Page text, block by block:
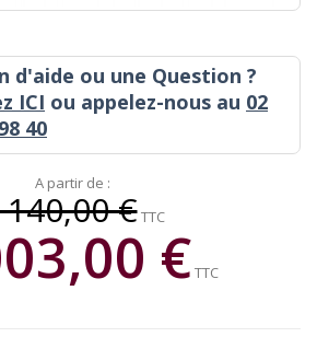
d'aide ou une Question ?
ICI ou appelez-nous au 02
40
A partir de :
€TTC
€TTC